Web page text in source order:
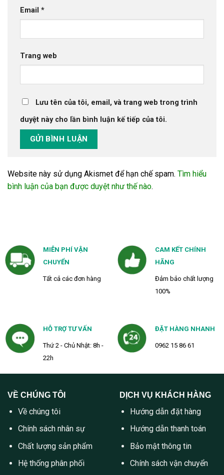
Email *
Trang web
Lưu tên của tôi, email, và trang web trong trình
duyệt này cho lần bình luận kế tiếp của tôi.
Website này sử dụng Akismet để hạn chế spam. Tìm hiểu
bình luận của bạn được duyệt như thế nào.
MIỄN PHÍ VẬN
CHUYỂN
Tất cả các đơn hàng
CAM KẾT CHÍNH
HÃNG
Đảm bảo chất lượng
100%
HỖ TRỢ TƯ VẤN
Thứ 2 - Chủ Nhật: 8h -
22h
ĐẶT HÀNG NHANH
0962 15 86 61
VỀ CHÚNG TÔI
Về chúng tôi
Chính sách nhân sự
Chất lượng sản phẩm
Hệ thống phân phối
DỊCH VỤ KHÁCH HÀNG
Hướng dẫn đặt hàng
Hướng dẫn thanh toán
Bảo mật thông tin
Chính sách vận chuyển